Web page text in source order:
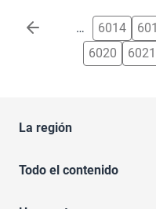
Paginación … 6014
6020
6021
La región
Todo el contenido